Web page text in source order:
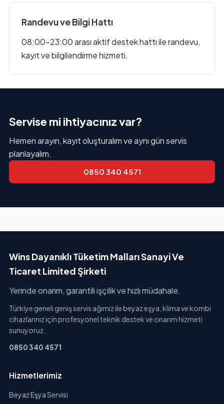
Randevu ve Bilgi Hattı
08:00–23:00 arası aktif destek hattı ile randevu,
kayıt ve bilgilendirme hizmeti.
Servise mi ihtiyacınız var?
Hemen arayın, kayıt oluşturalım ve aynı gün servis
planlayalım.
0850 340 4571
Wins Dayanıklı Tüketim Malları Sanayi Ve
Ticaret Limited Şirketi
Yerinde onarım, garantili işçilik ve hızlı müdahale.
Türkiye geneli geniş servis ağımız ile beyaz eşya, klima ve kombi
cihazlarınız için profesyonel teknik destek ve onarım hizmeti
sunuyoruz.
0850 340 4571
Hizmetlerimiz
Beyaz Eşya Servisi